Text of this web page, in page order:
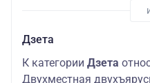
Дзета
К категории Дзета
Двухместная